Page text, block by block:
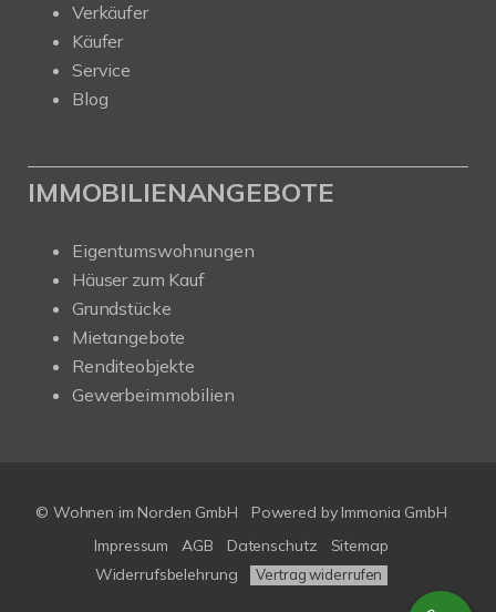
Verkäufer
Käufer
Service
Blog
IMMOBILIENANGEBOTE
Eigentumswohnungen
Häuser zum Kauf
Grundstücke
Mietangebote
Renditeobjekte
Gewerbeimmobilien
© Wohnen im Norden GmbH Powered by Immonia GmbH
Impressum
AGB Datenschutz
Sitemap
Widerrufsbelehrung
Vertrag widerrufen